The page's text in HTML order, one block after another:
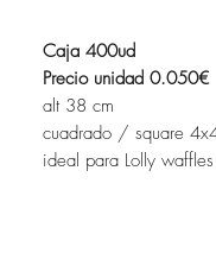
Caja 400ud
Precio unidad 0.050€
alt 38 cm
cuadrado / square
ideal para Lolly